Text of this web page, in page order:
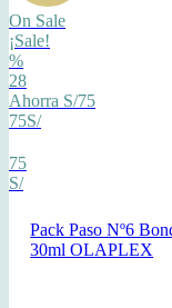
On Sale
¡Sale!
%
28
Ahorra S/75
75S/
75
S/
Pack Paso Nº6
30ml OLAPLEX